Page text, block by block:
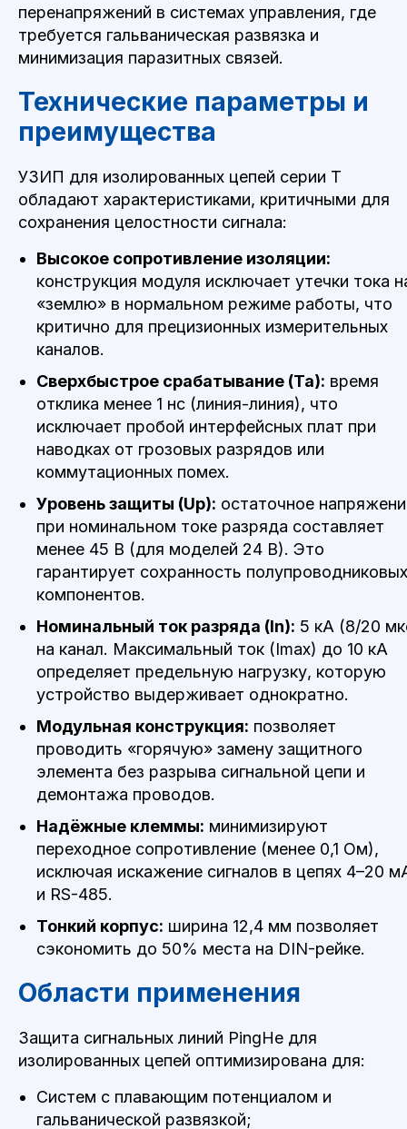
перенапряжений в системах управления, где
требуется гальваническая развязка и
минимизация паразитных связей.
Технические параметры и
преимущества
УЗИП для изолированных цепей серии T
обладают характеристиками, критичными для
сохранения целостности сигнала:
Высокое сопротивление изоляции:
конструкция модуля исключает утечки тока
«землю» в нормальном режиме работы, что
критично для прецизионных измерительных
каналов.
Сверхбыстрое срабатывание (Ta): время
отклика менее 1 нс (линия-линия), что
исключает пробой интерфейсных плат при
наводках от грозовых разрядов или
коммутационных помех.
Уровень защиты (Up): остаточное
при номинальном токе разряда составляет
менее 45 В (для моделей 24 В). Это
гарантирует сохранность полупроводниковых
компонентов.
Номинальный ток разряда (In): 5 кА (8/20
на канал. Максимальный ток (Imax) до 10 кА
определяет предельную нагрузку, которую
устройство выдерживает однократно.
Модульная конструкция: позволяет
проводить «горячую» замену защитного
элемента без разрыва сигнальной цепи и
демонтажа проводов.
Надёжные клеммы: минимизируют
переходное сопротивление (менее 0,1 Ом),
исключая искажение сигналов в цепях 4–20
и RS-485.
Тонкий корпус: ширина 12,4 мм позволяет
сэкономить до 50% места на DIN-рейке.
Области применения
Защита сигнальных линий PingHe для
изолированных цепей оптимизирована для:
Систем с плавающим потенциалом и
гальванической развязкой;